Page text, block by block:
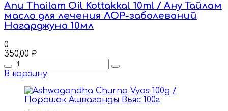
Anu Thailam Oil Kottakkal 10ml / Ану Тайлам
масло для лечения ЛОР-заболеваний
Нагарджуна 10мл
0
350,00 ₽
Quantity
В корзину